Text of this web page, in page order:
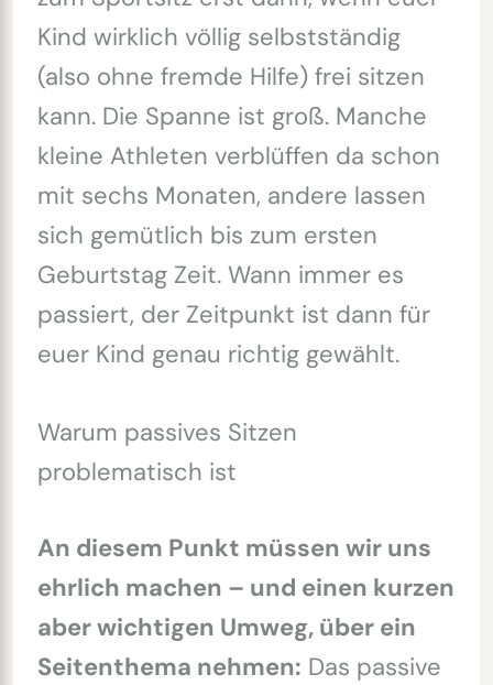
Kind wirklich völlig selbstständig
(also ohne fremde Hilfe) frei sitzen
kann. Die Spanne ist groß. Manche
kleine Athleten verblüffen da schon
mit sechs Monaten, andere lassen
sich gemütlich bis zum ersten
Geburtstag Zeit. Wann immer es
passiert, der Zeitpunkt ist dann für
euer Kind genau richtig gewählt.
Warum passives Sitzen
problematisch ist
An diesem Punkt müssen wir uns
ehrlich machen – und einen kurzen
aber wichtigen Umweg, über ein
Seitenthema nehmen: Das passive